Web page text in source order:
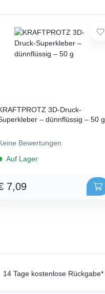
3D-Druck-
– dünnflüssig – 50 g
Bewertungen
Auf Lager
7,09
14 Tage kostenlose Rückgabe*